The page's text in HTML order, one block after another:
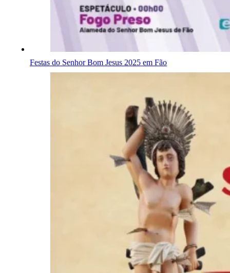
Festas do Senhor Bom Jesus 2025 em Fão